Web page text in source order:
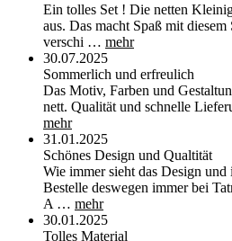
Ein tolles Set ! Die netten
aus. Das macht Spaß mit diesem
verschi … mehr
30.07.2025
Sommerlich und erfreulich
Das Motiv, Farben und
nett. Qualität und schnelle
mehr
31.01.2025
Schönes Design und Qualtität
Wie immer sieht das Design
Bestelle deswegen immer bei
A … mehr
30.01.2025
Tolles Material